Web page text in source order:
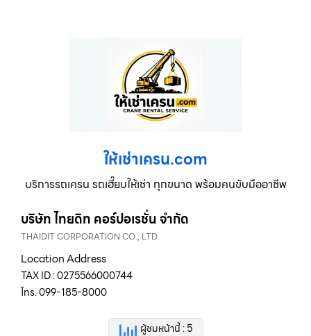
ให้เช่าเครน.com
บริการรถเครน รถเฮี๊ยบให้เช่า ทุกขนาด พร้อมคนขับมืออาชีพ
บริษัท ไทยดิท คอร์ปอเรชั่น จำกัด
THAIDIT CORPORATION CO., LTD.
Location Address
TAX ID : 0275566000744
โทร. 099-185-8000
ผู้ชมหน้านี้ : 5